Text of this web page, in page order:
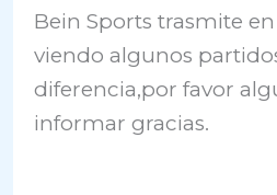
Bein Sports trasmite
viendo algunos
diferencia,por favor
informar gracias.